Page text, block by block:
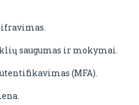
saugumas ir mokymai.
(MFA).